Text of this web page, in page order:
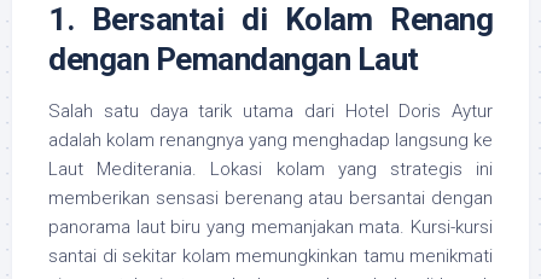
1. Bersantai di Kolam Renang
dengan Pemandangan Laut
Salah satu daya tarik utama dari Hotel Doris Aytur
adalah kolam renangnya yang menghadap langsung ke
Laut Mediterania. Lokasi kolam yang strategis ini
memberikan sensasi berenang atau bersantai dengan
panorama laut biru yang memanjakan mata. Kursi-kursi
santai di sekitar kolam memungkinkan tamu menikmati